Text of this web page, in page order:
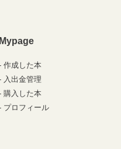
Mypage
作成した本
入出金管理
購入した本
プロフィール